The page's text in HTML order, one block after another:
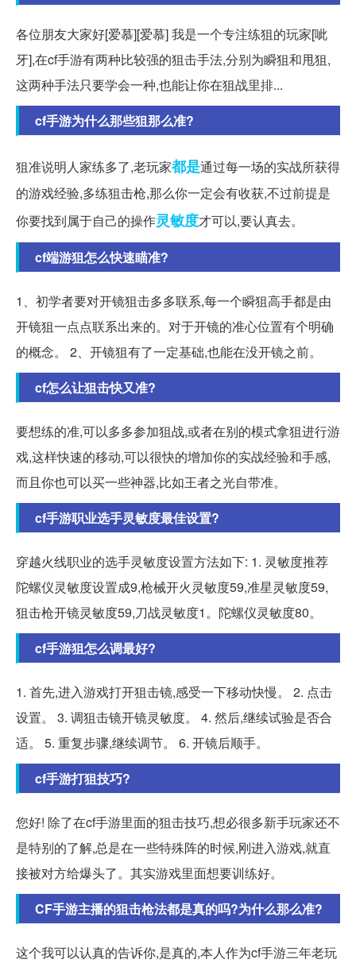
各位朋友大家好[爱慕][爱慕] 我是一个专注练狙的玩家[呲
牙],在cf手游有两种比较强的狙击手法,分别为瞬狙和甩狙,
这两种手法只要学会一种,也能让你在狙战里排...
cf手游为什么那些狙那么准?
狙准说明人家练多了,老玩家都是通过每一场的实战所获得
的游戏经验,多练狙击枪,那么你一定会有收获,不过前提是
你要找到属于自己的操作灵敏度才可以,要认真去。
cf端游狙怎么快速瞄准?
1、初学者要对开镜狙击多多联系,每一个瞬狙高手都是由
开镜狙一点点联系出来的。对于开镜的准心位置有个明确
的概念。 2、开镜狙有了一定基础,也能在没开镜之前。
cf怎么让狙击快又准?
要想练的准,可以多多参加狙战,或者在别的模式拿狙进行游
戏,这样快速的移动,可以很快的增加你的实战经验和手感,
而且你也可以买一些神器,比如王者之光自带准。
cf手游职业选手灵敏度最佳设置?
穿越火线职业的选手灵敏度设置方法如下: 1. 灵敏度推荐
陀螺仪灵敏度设置成9,枪械开火灵敏度59,准星灵敏度59,
狙击枪开镜灵敏度59,刀战灵敏度1。陀螺仪灵敏度80。
cf手游狙怎么调最好?
1. 首先,进入游戏打开狙击镜,感受一下移动快慢。 2. 点击
设置。 3. 调狙击镜开镜灵敏度。 4. 然后,继续试验是否合
适。 5. 重复步骤,继续调节。 6. 开镜后顺手。
cf手游打狙技巧?
您好! 除了在cf手游里面的狙击技巧,想必很多新手玩家还不
是特别的了解,总是在一些特殊阵的时候,刚进入游戏,就直
接被对方给爆头了。其实游戏里面想要训练好。
CF手游主播的狙击枪法都是真的吗?为什么那么准?
这个我可以认真的告诉你,是真的,本人作为cf手游三年老玩